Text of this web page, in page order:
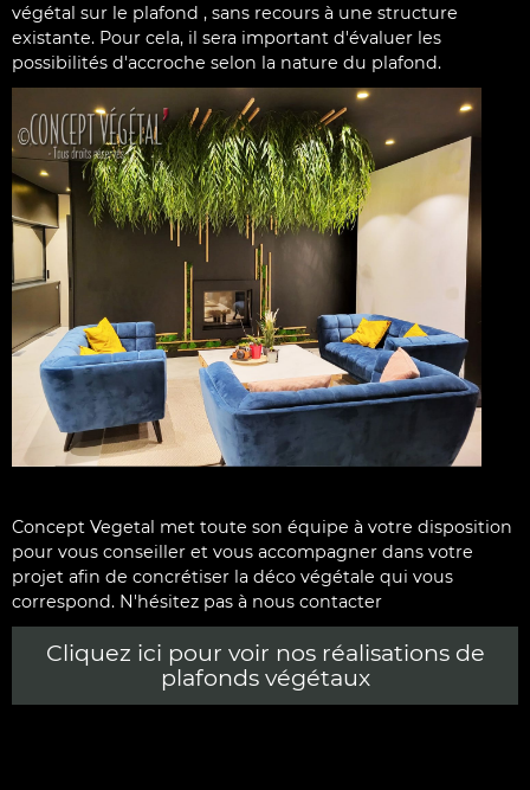
végétal sur le plafond , sans recours à une structure
existante. Pour cela, il sera important d'évaluer les
possibilités d'accroche selon la nature du plafond.
Concept Vegetal met toute son équipe à votre disposition
pour vous conseiller et vous accompagner dans votre
projet afin de concrétiser la déco végétale qui vous
correspond. N'hésitez pas à nous contacter
Cliquez ici pour voir nos réalisations de
plafonds végétaux